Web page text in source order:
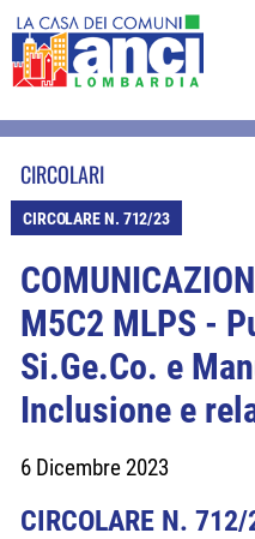
CIRCOLARI
CIRCOLARE N. 712/23
M5C2 MLPS -
Si.Ge.Co. e
Inclusione e
6 Dicembre 2023
CIRCOLARE N.